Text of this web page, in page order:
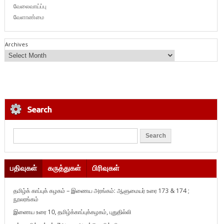
வேலைவாய்ப்பு
வேளாண்மை
Archives
Search
பதிவுகள் கருத்துகள் பிரிவுகள்
தமிழ்க் காப்புக் கழகம் – இணைய அரங்கம்: ஆளுமையர் உரை 173 & 174 ;
நூலரங்கம்
இணைய உரை 10, தமிழ்க்காப்புக்கழகம், புதுதில்லி